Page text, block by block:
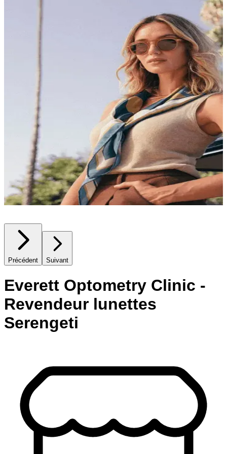
Précédent Suivant
Everett Optometry Clinic -
Revendeur lunettes
Serengeti